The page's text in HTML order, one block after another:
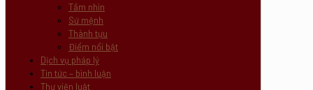
Tầm nhìn
Sứ mệnh
Thành tựu
Điểm nổi bật
Dịch vụ pháp lý
Tin tức – bình luận
Thư viện luật